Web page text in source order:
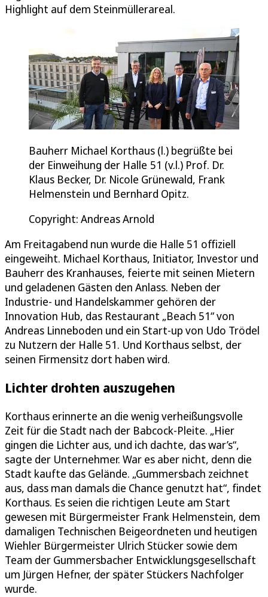
Highlight auf dem Steinmüllerareal.
Bauherr Michael Korthaus (l.) begrüßte bei
der Einweihung der Halle 51 (v.l.) Prof. Dr.
Klaus Becker, Dr. Nicole Grünewald, Frank
Helmenstein und Bernhard Opitz.
Copyright: Andreas Arnold
Am Freitagabend nun wurde die Halle 51 offiziell
eingeweiht. Michael Korthaus, Initiator, Investor und
Bauherr des Kranhauses, feierte mit seinen Mietern
und geladenen Gästen den Anlass. Neben der
Industrie- und Handelskammer gehören der
Innovation Hub, das Restaurant „Beach 51“ von
Andreas Linneboden und ein Start-up von Udo Trödel
zu Nutzern der Halle 51. Und Korthaus selbst, der
seinen Firmensitz dort haben wird.
Lichter drohten auszugehen
Korthaus erinnerte an die wenig verheißungsvolle
Zeit für die Stadt nach der Babcock-Pleite. „Hier
gingen die Lichter aus, und ich dachte, das war’s“,
sagte der Unternehmer. War es aber nicht, denn die
Stadt kaufte das Gelände. „Gummersbach zeichnet
aus, dass man damals die Chance genutzt hat“, findet
Korthaus. Es seien die richtigen Leute am Start
gewesen mit Bürgermeister Frank Helmenstein, dem
damaligen Technischen Beigeordneten und heutigen
Wiehler Bürgermeister Ulrich Stücker sowie dem
Team der Gummersbacher Entwicklungsgesellschaft
um Jürgen Hefner, der später Stückers Nachfolger
wurde.